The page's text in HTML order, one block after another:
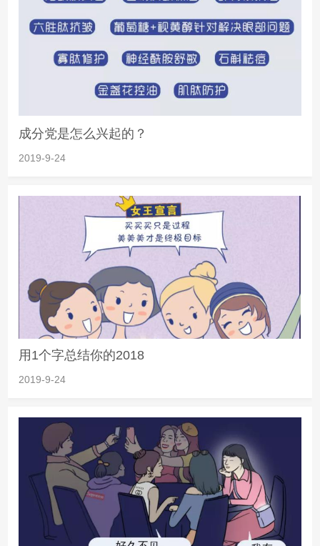
成分党是怎么兴起的？
2019-9-24
用1个字总结你的2018
2019-9-24